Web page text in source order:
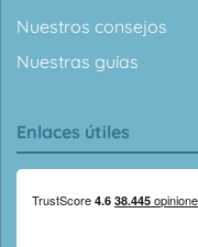
Nuestros consejos
Nuestras guías
Enlaces útiles